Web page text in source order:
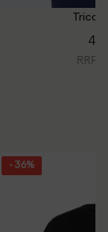
RRP:
- 36%